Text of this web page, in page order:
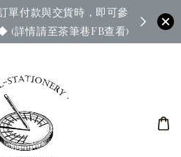
單付款與交貨時，即可參
(詳情請至茶筆巷FB查看)
◆ 官